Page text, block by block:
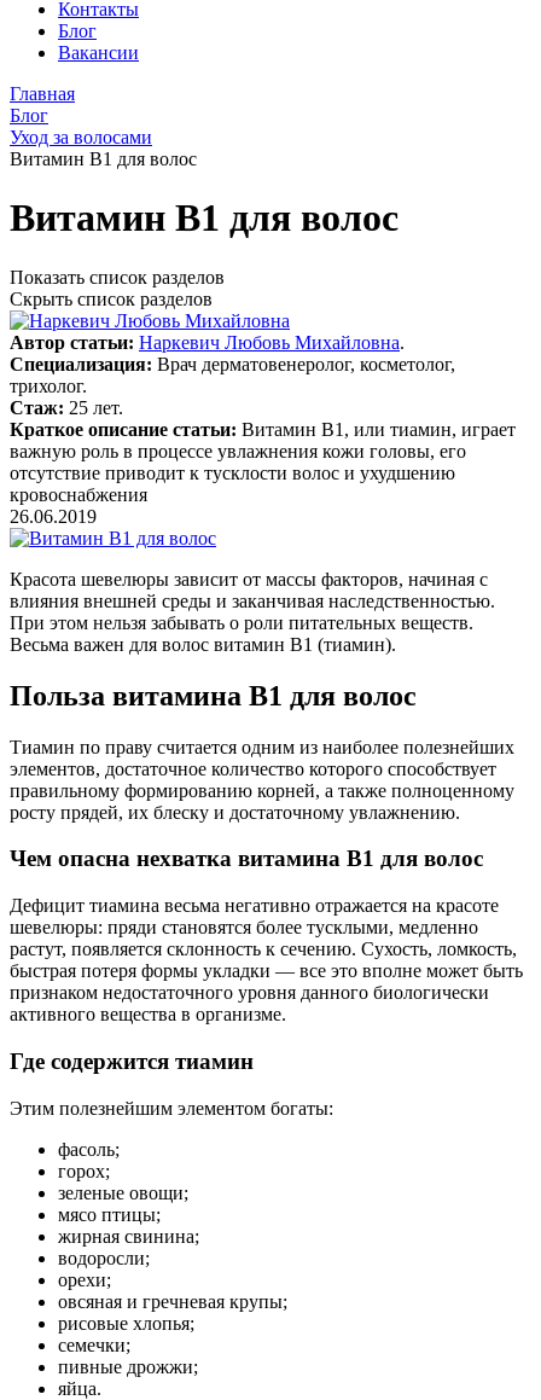
Контакты
Блог
Вакансии
Главная
Блог
Уход за волосами
Витамин В1 для волос
Витамин В1 для волос
Показать список разделов
Скрыть список разделов
Автор статьи: Наркевич Любовь Михайловна.
Специализация: Врач дерматовенеролог, косметолог,
трихолог.
Стаж: 25 лет.
Краткое описание статьи: Витамин В1, или тиамин, играет
важную роль в процессе увлажнения кожи головы, его
отсутствие приводит к тусклости волос и ухудшению
кровоснабжения
26.06.2019
Красота шевелюры зависит от массы факторов, начиная с
влияния внешней среды и заканчивая наследственностью.
При этом нельзя забывать о роли питательных веществ.
Весьма важен для волос витамин В1 (тиамин).
Польза витамина В1 для волос
Тиамин по праву считается одним из наиболее полезнейших
элементов, достаточное количество которого способствует
правильному формированию корней, а также полноценному
росту прядей, их блеску и достаточному увлажнению.
Чем опасна нехватка витамина В1 для волос
Дефицит тиамина весьма негативно отражается на красоте
шевелюры: пряди становятся более тусклыми, медленно
растут, появляется склонность к сечению. Сухость, ломкость,
быстрая потеря формы укладки — все это вполне может быть
признаком недостаточного уровня данного биологически
активного вещества в организме.
Где содержится тиамин
Этим полезнейшим элементом богаты:
фасоль;
горох;
зеленые овощи;
мясо птицы;
жирная свинина;
водоросли;
орехи;
овсяная и гречневая крупы;
рисовые хлопья;
семечки;
пивные дрожжи;
яйца.